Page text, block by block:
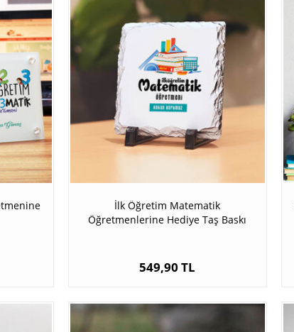
İlk Öğretim Matematik
Öğretmenlerine Hediye Taş Baskı
549,90 TL